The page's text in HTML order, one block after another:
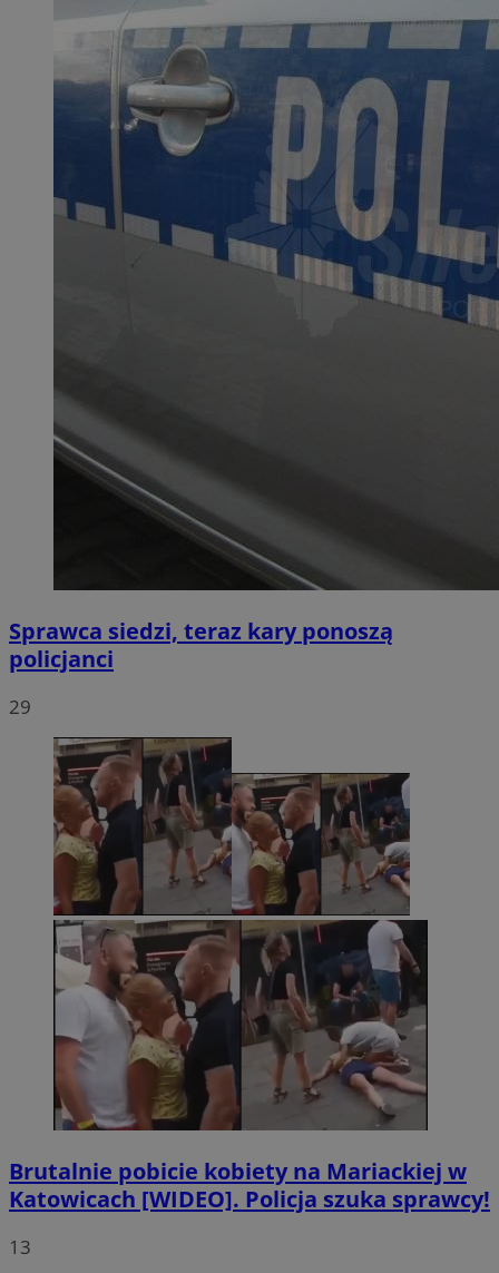
Sprawca siedzi, teraz kary ponoszą
policjanci
29
Brutalnie pobicie kobiety na Mariackiej w
Katowicach [WIDEO]. Policja szuka sprawcy!
13